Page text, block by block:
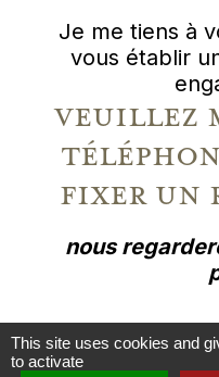
Je me tiens à
vous établir
veuillez
fixer un
nous
© 2021SÉVIGNÉ PEINTURE SARL
This site uses cookies and
to activate